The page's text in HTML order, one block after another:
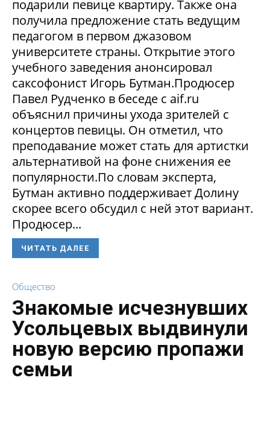
подарили певице квартиру. Также она
получила предложение стать ведущим
педагогом в первом джазовом
университете страны. Открытие этого
учебного заведения анонсировал
саксофонист Игорь Бутман.Продюсер
Павел Рудченко в беседе с aif.ru
объяснил причины ухода зрителей с
концертов певицы. Он отметил, что
преподавание может стать для артистки
альтернативой на фоне снижения ее
популярности.По словам эксперта,
Бутман активно поддерживает Долину
скорее всего обсудил с ней этот вариант.
Продюсер...
ЧИТАТЬ ДАЛЕЕ
Общество
Знакомые исчезнувших
Усольцевых выдвинули
новую версию пропажи
семьи